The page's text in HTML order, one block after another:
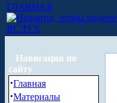
ГЛАВНАЯ
ВСЛУХ
Навигация по
сайту
·Главная
·Материалы